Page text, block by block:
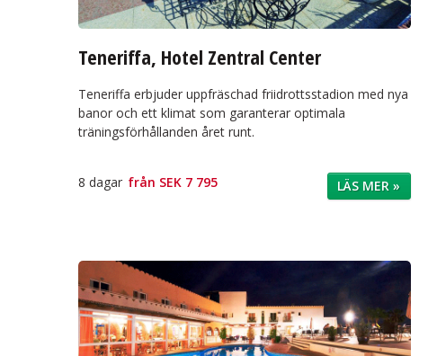
Teneriffa, Hotel Zentral Center
Teneriffa erbjuder uppfräschad friidrottsstadion med nya
banor och ett klimat som garanterar optimala
träningsförhållanden året runt.
8 dagar från SEK 7 795 LÄS MER »